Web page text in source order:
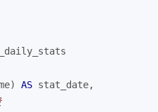
AS stat_date,